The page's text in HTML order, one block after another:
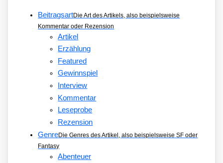
BeitragsartDie Art des Artikels, also beispielsweise
Kommentar oder Rezension
Artikel
Erzählung
Featured
Gewinnspiel
Interview
Kommentar
Leseprobe
Rezension
GenreDie Genres des Artikel, also beispielsweise SF oder
Fantasy
Abenteuer